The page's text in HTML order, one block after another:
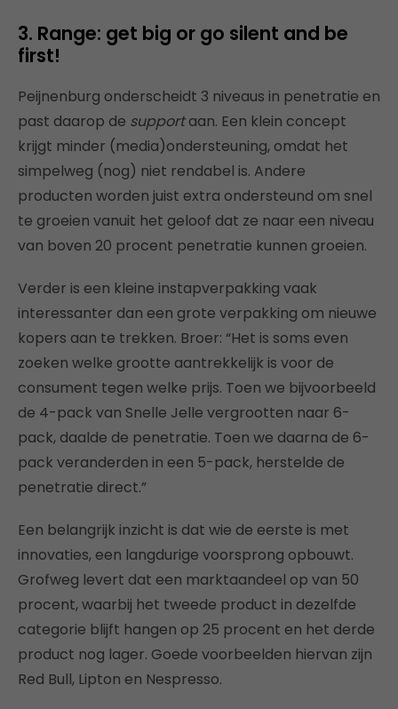
3. Range: get big or go silent and be
first!
Peijnenburg onderscheidt 3 niveaus in penetratie en
past daarop de supportaan. Een klein concept
krijgt minder (media)ondersteuning, omdat het
simpelweg (nog) niet rendabel is. Andere
producten worden juist extra ondersteund om snel
te groeien vanuit het geloof dat ze naar een niveau
van boven 20 procent penetratie kunnen groeien.
Verder is een kleine instapverpakking vaak
interessanter dan een grote verpakking om nieuwe
kopers aan te trekken. Broer: “Het is soms even
zoeken welke grootte aantrekkelijk is voor de
consument tegen welke prijs. Toen we bijvoorbeeld
de 4-pack van Snelle Jelle vergrootten naar 6-
pack, daalde de penetratie. Toen we daarna de 6-
pack veranderden in een 5-pack, herstelde de
penetratie direct.”
Een belangrijk inzicht is dat wie de eerste is met
innovaties, een langdurige voorsprong opbouwt.
Grofweg levert dat een marktaandeel op van 50
procent, waarbij het tweede product in dezelfde
categorie blijft hangen op 25 procent en het derde
product nog lager. Goede voorbeelden hiervan zijn
Red Bull, Lipton en Nespresso.